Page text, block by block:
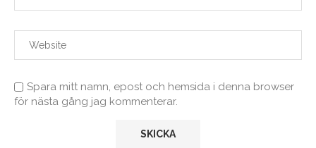
Spara mitt namn, epost och hemsida i denna browser
för nästa gång jag kommenterar.